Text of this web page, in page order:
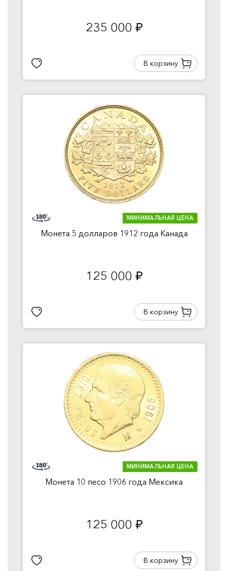
235 000 руб.
В корзину
МИНИМАЛЬНАЯ ЦЕНА
Монета 5 долларов 1912 года Канада
125 000 руб.
В корзину
МИНИМАЛЬНАЯ ЦЕНА
Монета 10 песо 1906 года Мексика
125 000 руб.
В корзину